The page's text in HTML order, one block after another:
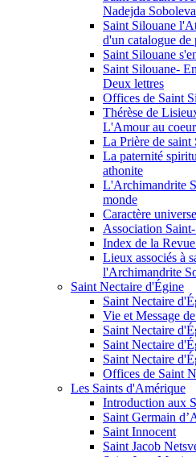
Nadejda Soboleva
Saint Silouane
d'un catalogue de
Saint Silouane
Saint Silouane-
Deux lettres
Offices de Saint
Thérèse de
L'Amour au
La Prière de saint
La paternité
athonite
L'Archimandrite
monde
Caractère
Association
Index de la
Lieux associés à
l'Archimandrite
Saint Nectaire d'Égine
Saint Nectaire
Vie et Message
Saint Nectaire
Saint Nectaire
Saint Nectaire
Offices de Saint
Les Saints d'Amérique
Introduction aux
Saint Germain
Saint Innocent
Saint Jacob